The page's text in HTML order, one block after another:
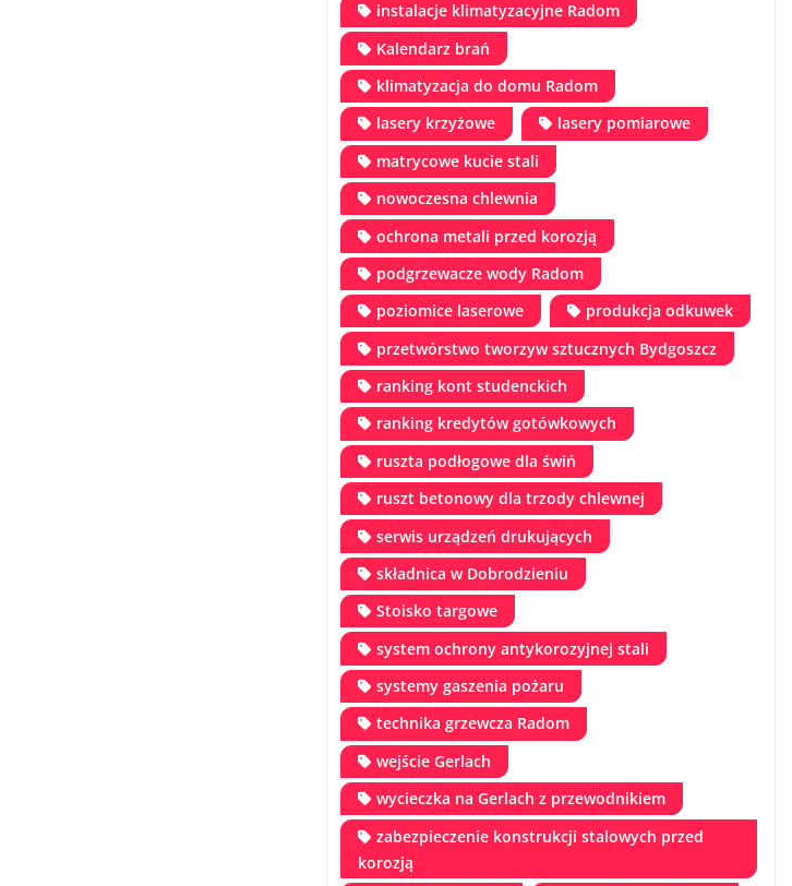
instalacje klimatyzacyjne Radom
Kalendarz brań
klimatyzacja do domu Radom
lasery krzyżowe
lasery pomiarowe
matrycowe kucie stali
nowoczesna chlewnia
ochrona metali przed korozją
podgrzewacze wody Radom
poziomice laserowe
produkcja odkuwek
przetwórstwo tworzyw sztucznych Bydgoszcz
ranking kont studenckich
ranking kredytów gotówkowych
ruszta podłogowe dla świń
ruszt betonowy dla trzody chlewnej
serwis urządzeń drukujących
składnica w Dobrodzieniu
Stoisko targowe
system ochrony antykorozyjnej stali
systemy gaszenia pożaru
technika grzewcza Radom
wejście Gerlach
wycieczka na Gerlach z przewodnikiem
zabezpieczenie konstrukcji stalowych przed
korozją